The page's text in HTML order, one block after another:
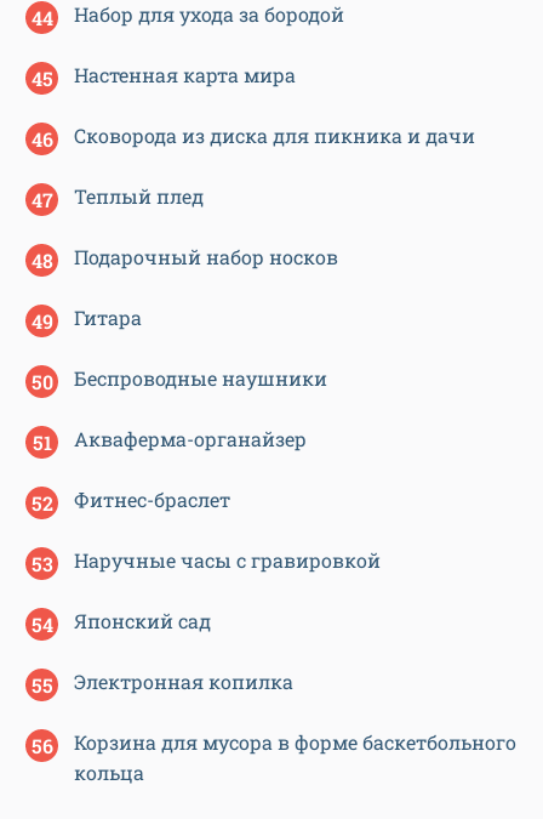
Набор для ухода за бородой
Настенная карта мира
Сковорода из диска для пикника и дачи
Теплый плед
Подарочный набор носков
Гитара
Беспроводные наушники
Акваферма-органайзер
Фитнес-браслет
Наручные часы с гравировкой
Японский сад
Электронная копилка
Корзина для мусора в форме баскетбольного
кольца